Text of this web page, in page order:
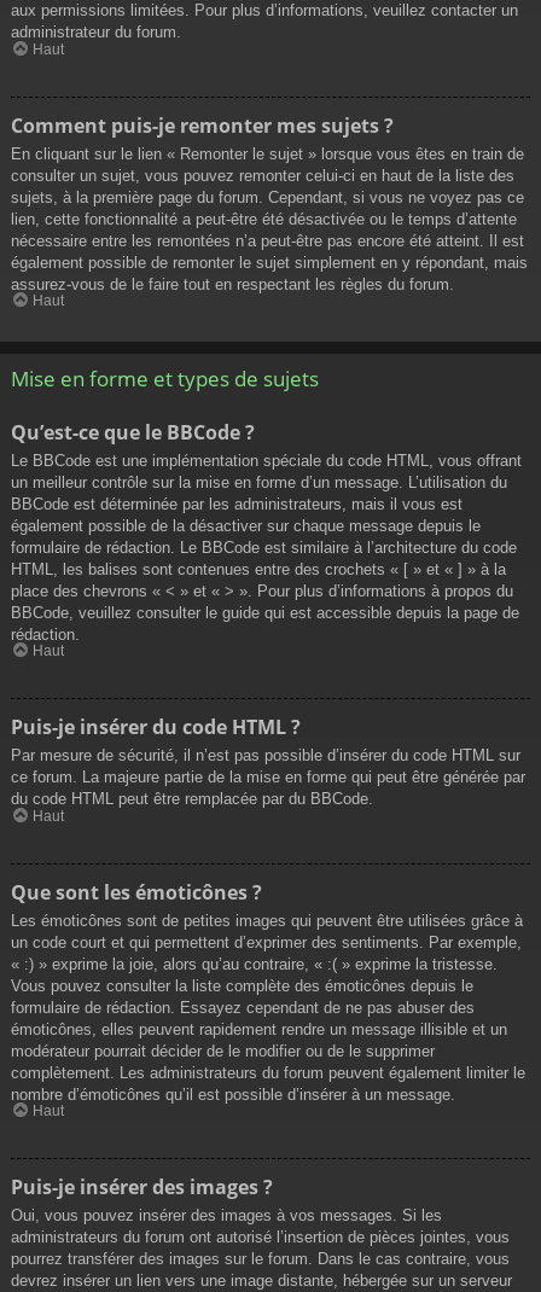
aux permissions limitées. Pour plus d’informations, veuillez contacter un
administrateur du forum.
Haut
Comment puis-je remonter mes sujets ?
En cliquant sur le lien « Remonter le sujet » lorsque vous êtes en train de
consulter un sujet, vous pouvez remonter celui-ci en haut de la liste des
sujets, à la première page du forum. Cependant, si vous ne voyez pas ce
lien, cette fonctionnalité a peut-être été désactivée ou le temps d’attente
nécessaire entre les remontées n’a peut-être pas encore été atteint. Il est
également possible de remonter le sujet simplement en y répondant, mais
assurez-vous de le faire tout en respectant les règles du forum.
Haut
Mise en forme et types de sujets
Qu’est-ce que le BBCode ?
Le BBCode est une implémentation spéciale du code HTML, vous offrant
un meilleur contrôle sur la mise en forme d’un message. L’utilisation du
BBCode est déterminée par les administrateurs, mais il vous est
également possible de la désactiver sur chaque message depuis le
formulaire de rédaction. Le BBCode est similaire à l’architecture du code
HTML, les balises sont contenues entre des crochets « [ » et « ] » à la
place des chevrons « < » et « > ». Pour plus d’informations à propos du
BBCode, veuillez consulter le guide qui est accessible depuis la page de
rédaction.
Haut
Puis-je insérer du code HTML ?
Par mesure de sécurité, il n’est pas possible d’insérer du code HTML sur
ce forum. La majeure partie de la mise en forme qui peut être générée par
du code HTML peut être remplacée par du BBCode.
Haut
Que sont les émoticônes ?
Les émoticônes sont de petites images qui peuvent être utilisées grâce à
un code court et qui permettent d’exprimer des sentiments. Par exemple,
« :) » exprime la joie, alors qu’au contraire, « :( » exprime la tristesse.
Vous pouvez consulter la liste complète des émoticônes depuis le
formulaire de rédaction. Essayez cependant de ne pas abuser des
émoticônes, elles peuvent rapidement rendre un message illisible et un
modérateur pourrait décider de le modifier ou de le supprimer
complètement. Les administrateurs du forum peuvent également limiter le
nombre d’émoticônes qu’il est possible d’insérer à un message.
Haut
Puis-je insérer des images ?
Oui, vous pouvez insérer des images à vos messages. Si les
administrateurs du forum ont autorisé l’insertion de pièces jointes, vous
pourrez transférer des images sur le forum. Dans le cas contraire, vous
devrez insérer un lien vers une image distante, hébergée sur un serveur